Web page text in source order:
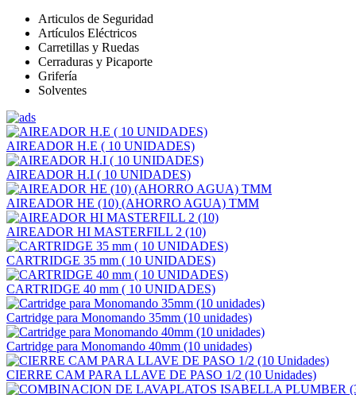
Articulos de Seguridad
Artículos Eléctricos
Carretillas y Ruedas
Cerraduras y Picaporte
Grifería
Solventes
AIREADOR H.E ( 10 UNIDADES)
AIREADOR H.I ( 10 UNIDADES)
AIREADOR HE (10) (AHORRO AGUA) TMM
AIREADOR HI MASTERFILL 2 (10)
CARTRIDGE 35 mm ( 10 UNIDADES)
CARTRIDGE 40 mm ( 10 UNIDADES)
Cartridge para Monomando 35mm (10 unidades)
Cartridge para Monomando 40mm (10 unidades)
CIERRE CAM PARA LLAVE DE PASO 1/2 (10 Unidades)